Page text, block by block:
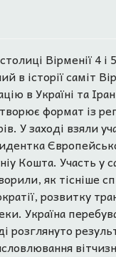
Вірменії 4
в історії саміт
в Україні та
формат із
У заході взяли
Кошта. Участь у
як тісніше
розвитку
Україна
розглянуто